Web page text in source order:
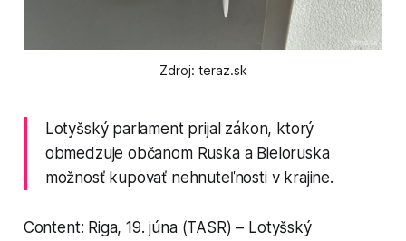
Zdroj: teraz.sk
Lotyšský parlament prijal zákon, ktorý
obmedzuje občanom Ruska a Bieloruska
možnosť kupovať nehnuteľnosti v krajine.
Content: Riga, 19. júna (TASR) – Lotyšský